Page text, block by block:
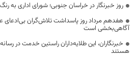
روز خبرنگار در خراسان جنوبی؛ شورای اداری به
هفدهم مرداد روز پاسداشت تلاش‌گران بی‌ادعای
آگاهی‌بخشی است
خبرنگاران، این طلایه‌داران راستین خدمت در
هستند